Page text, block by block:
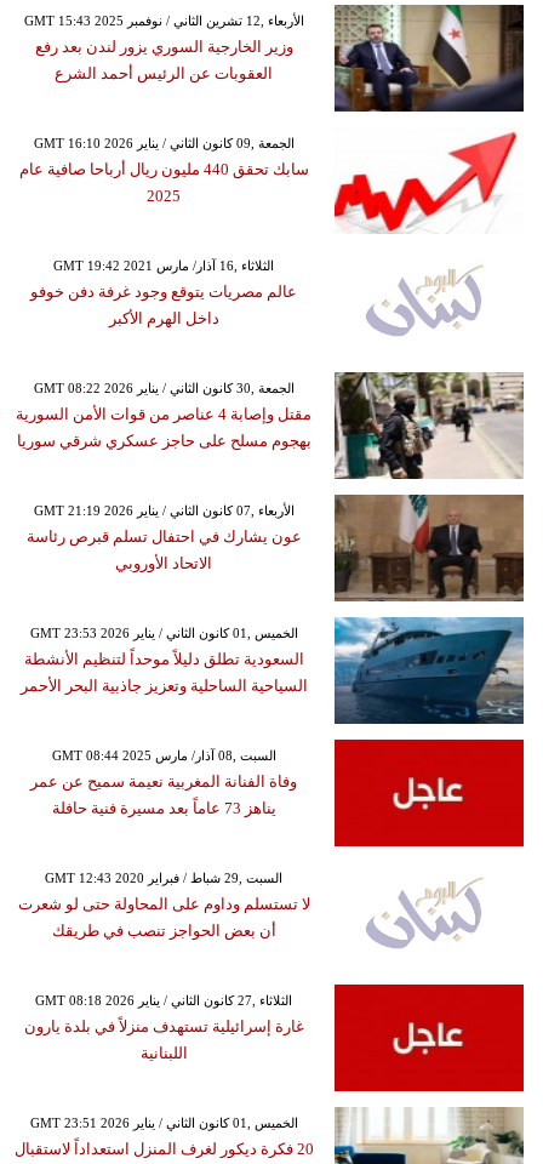
GMT 15:43 2025 الأربعاء ,12 تشرين الثاني / نوفمبر
وزير الخارجية السوري يزور لندن بعد رفع
العقوبات عن الرئيس أحمد الشرع
GMT 16:10 2026 الجمعة ,09 كانون الثاني / يناير
سابك تحقق 440 مليون ريال أرباحا صافية عام
2025
GMT 19:42 2021 الثلاثاء ,16 آذار/ مارس
عالم مصريات يتوقع وجود غرفة دفن خوفو
داخل الهرم الأكبر
GMT 08:22 2026 الجمعة ,30 كانون الثاني / يناير
مقتل وإصابة 4 عناصر من قوات الأمن السورية
بهجوم مسلح على حاجز عسكري شرقي سوريا
GMT 21:19 2026 الأربعاء ,07 كانون الثاني / يناير
عون يشارك في احتفال تسلم قبرص رئاسة
الاتحاد الأوروبي
GMT 23:53 2026 الخميس ,01 كانون الثاني / يناير
السعودية تطلق دليلاً موحداً لتنظيم الأنشطة
السياحية الساحلية وتعزيز جاذبية البحر الأحمر
GMT 08:44 2025 السبت ,08 آذار/ مارس
وفاة الفنانة المغربية نعيمة سميح عن عمر
يناهز 73 عاماً بعد مسيرة فنية حافلة
GMT 12:43 2020 السبت ,29 شباط / فبراير
لا تستسلم وداوم على المحاولة حتى لو شعرت
أن بعض الحواجز تنصب في طريقك
GMT 08:18 2026 الثلاثاء ,27 كانون الثاني / يناير
غارة إسرائيلية تستهدف منزلاً في بلدة يارون
اللبنانية
GMT 23:51 2026 الخميس ,01 كانون الثاني / يناير
20 فكرة ديكور لغرف المنزل استعداداً لاستقبال